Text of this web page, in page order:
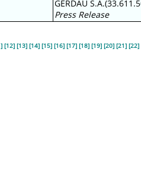
GERDAU
Press Release
] [12] [13] [14] [15] [16] [17] [18] [19] [20] [21] [22]